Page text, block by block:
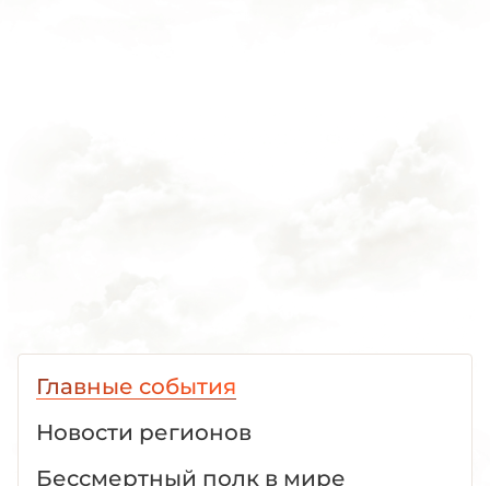
Главные события
Новости регионов
Бессмертный полк в мире